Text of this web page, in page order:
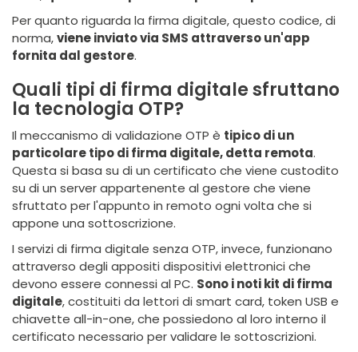
Per quanto riguarda la firma digitale, questo codice, di
norma,viene inviato via SMS attraverso un'app
fornita dal gestore.
Quali tipi di firma digitale sfruttano
la tecnologia OTP?
Il meccanismo di validazione OTP è tipico di un
particolare tipo di firma digitale, detta remota.
Questa si basa su di un certificato che viene custodito
su di un server appartenente al gestore che viene
sfruttato per l'appunto in remoto ogni volta che si
appone una sottoscrizione.
I servizi di firma digitale senza OTP, invece, funzionano
attraverso degli appositi dispositivi elettronici che
devono essere connessi al PC. Sono i noti kit di firma
digitale, costituiti da lettori di smart card, token USB e
chiavette all-in-one, che possiedono al loro interno il
certificato necessario per validare le sottoscrizioni.